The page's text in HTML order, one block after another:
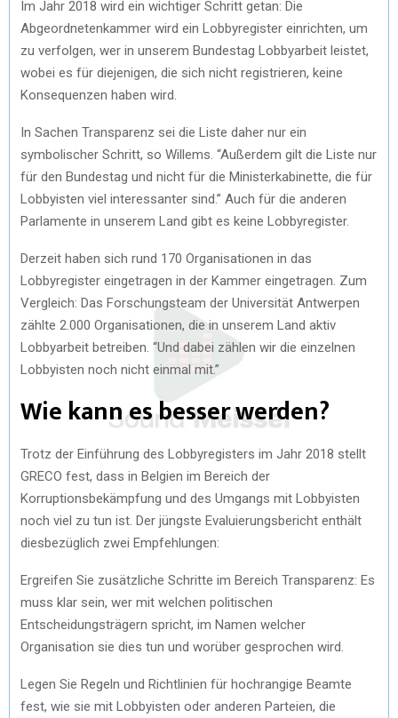
Im Jahr 2018 wird ein wichtiger Schritt getan: Die
Abgeordnetenkammer wird ein Lobbyregister einrichten, um
zu verfolgen, wer in unserem Bundestag Lobbyarbeit leistet,
wobei es für diejenigen, die sich nicht registrieren, keine
Konsequenzen haben wird.
In Sachen Transparenz sei die Liste daher nur ein
symbolischer Schritt, so Willems. “Außerdem gilt die Liste nur
für den Bundestag und nicht für die Ministerkabinette, die für
Lobbyisten viel interessanter sind.” Auch für die anderen
Parlamente in unserem Land gibt es keine Lobbyregister.
Derzeit haben sich rund 170 Organisationen in das
Lobbyregister eingetragen in der Kammer eingetragen. Zum
Vergleich: Das Forschungsteam der Universität Antwerpen
zählte 2.000 Organisationen, die in unserem Land aktiv
Lobbyarbeit betreiben. “Und dabei zählen wir die einzelnen
Lobbyisten noch nicht einmal mit.”
Wie kann es besser werden?
Trotz der Einführung des Lobbyregisters im Jahr 2018 stellt
GRECO fest, dass in Belgien im Bereich der
Korruptionsbekämpfung und des Umgangs mit Lobbyisten
noch viel zu tun ist. Der jüngste Evaluierungsbericht enthält
diesbezüglich zwei Empfehlungen:
Ergreifen Sie zusätzliche Schritte im Bereich Transparenz: Es
muss klar sein, wer mit welchen politischen
Entscheidungsträgern spricht, im Namen welcher
Organisation sie dies tun und worüber gesprochen wird.
Legen Sie Regeln und Richtlinien für hochrangige Beamte
fest, wie sie mit Lobbyisten oder anderen Parteien, die